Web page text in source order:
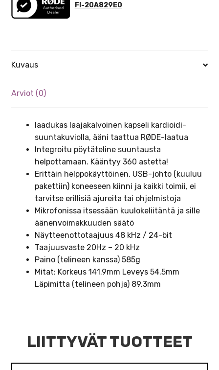
FI-20A829E0
Kuvaus
Arviot (0)
laadukas laajakalvoinen kapseli kardioidi-
suuntakuviolla, ääni taattua RØDE-laatua
Integroitu pöytäteline suuntausta
helpottamaan. Kääntyy 360 astetta!
Erittäin helppokäyttöinen, USB-johto (kuuluu
pakettiin) koneeseen kiinni ja kaikki toimii, ei
tarvitse erillisiä ajureita tai ohjelmistoja
Mikrofonissa itsessään kuulokeliitäntä ja sille
äänenvoimakkuuden säätö
Näytteenottotaajuus 48 kHz / 24-bit
Taajuusvaste 20Hz – 20 kHz
Paino (telineen kanssa) 585g
Mitat: Korkeus 141.9mm Leveys 54.5mm
Läpimitta (telineen pohja) 89.3mm
LIITTYVÄT TUOTTEET